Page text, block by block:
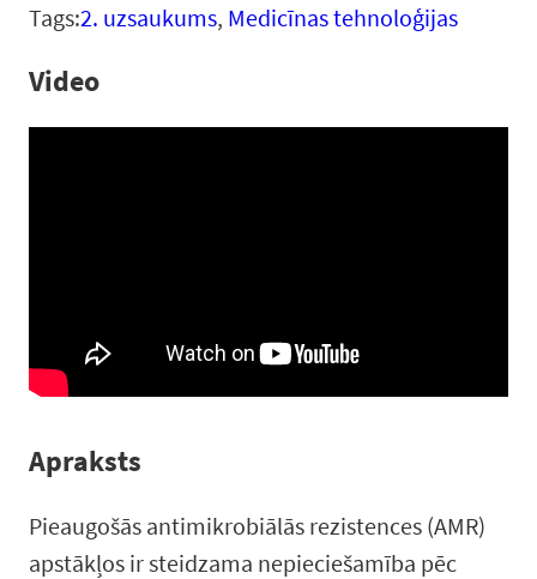
Tags:2. uzsaukums, Medicīnas tehnoloģijas
Video
Apraksts
Pieaugošās antimikrobiālās rezistences (AMR)
apstākļos ir steidzama nepieciešamība pēc